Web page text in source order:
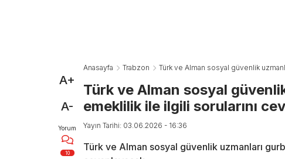
A+
A-
Yorum
10
Anasayfa Trabzon Türk ve Alman sosyal güvenlik
Türk ve Alman sosyal
emeklilik ile ilgili sorularını
Yayın Tarihi: 03.06.2026 - 16:36
Türk ve Alman sosyal güvenlik uzmanları